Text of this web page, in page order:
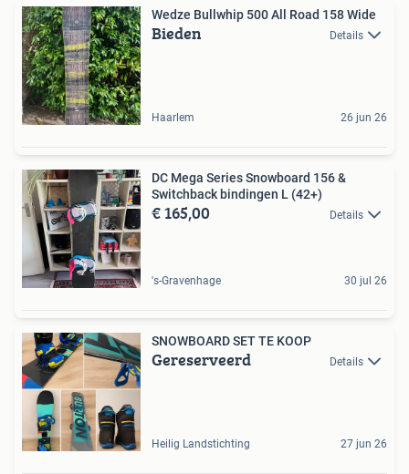
Wedze Bullwhip 500 All Road 158 Wide
Bieden Details
Haarlem 26 jun 26
DC Mega Series Snowboard 156 &
Switchback bindingen L (42+)
€ 165,00 Details
's-Gravenhage 30 jul 26
SNOWBOARD SET TE KOOP
Gereserveerd Details
Heilig Landstichting 27 jun 26